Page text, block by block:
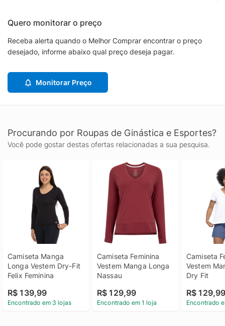
Quero monitorar o preço
Receba alerta quando o Melhor Comprar encontrar o preço
desejado, informe abaixo qual preço deseja pagar.
Monitorar Preço
Procurando por Roupas de Ginástica e Esportes?
Você pode gostar destas ofertas relacionadas a sua pesquisa.
Camiseta Manga
Longa Vestem Dry-Fit
Felix Feminina
R$ 139,99
Encontrado em 3 lojas
Camiseta Feminina
Vestem Manga Longa
Nassau
R$ 129,99
Encontrado em 1 loja
Camiseta
Vestem
Dry Fit
R$
Encontrado